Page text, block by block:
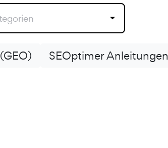
SEOptimer Anleitungen